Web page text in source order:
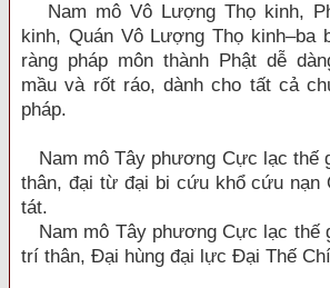
Nam mô Vô Lượng Thọ kinh,
kinh, Quán Vô Lượng Thọ kinh–ba
ràng pháp môn thành Phật dễ
mầu và rốt ráo, dành cho tất cả
pháp.
Nam mô Tây phương Cực lạc thế
thân, đại từ đại bi cứu khổ cứu nạn
tát.
Nam mô Tây phương Cực lạc thế
trí thân, Đại hùng đại lực Đại Thế